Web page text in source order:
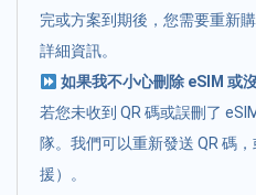
完或方案到期後，您需要重新
詳細資訊。
如果我不小心刪除 eSIM 或
若您未收到 QR 碼或誤刪了
隊。我們可以重新發送 QR 碼
援）。